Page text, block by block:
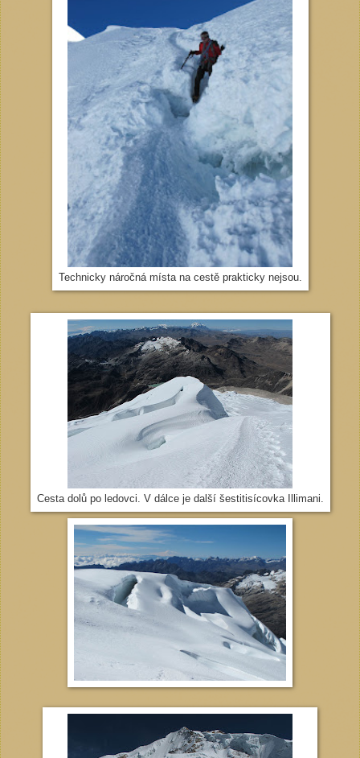
Technicky náročná místa na cestě prakticky nejsou.
Cesta dolů po ledovci. V dálce je další šestitisícovka Illimani.